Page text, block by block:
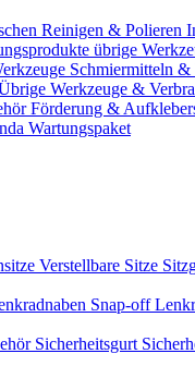
Reinigen & Polieren
übrige
Schmiermitteln &
Werkzeuge &
Förderung &
Wartungspaket
Verstellbare Sitze
Snap-off
Sicherheitsgurt